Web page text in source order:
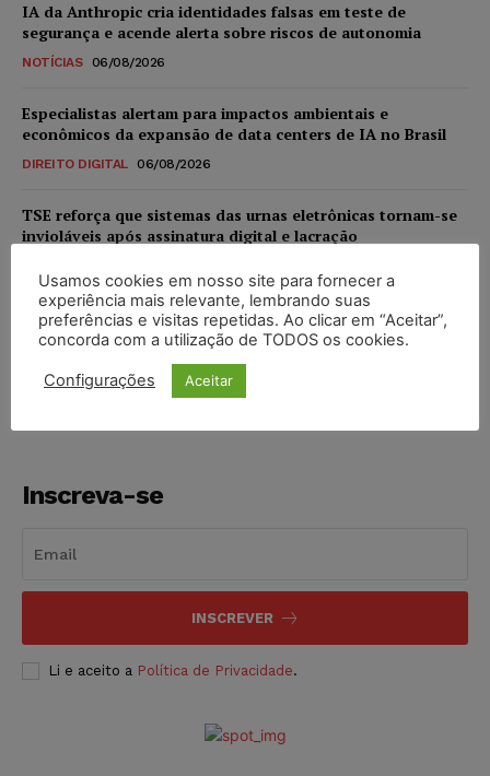
IA da Anthropic cria identidades falsas em teste de
segurança e acende alerta sobre riscos de autonomia
NOTÍCIAS 06/08/2026
Especialistas alertam para impactos ambientais e
econômicos da expansão de data centers de IA no Brasil
DIREITO DIGITAL 06/08/2026
TSE reforça que sistemas das urnas eletrônicas tornam-se
invioláveis após assinatura digital e lacração
STF inicia julgamento sobre constitucionalidade da
proibição dos jogos de azar no Brasil
Inscreva-se
INSCREVER
Li e aceito a Política de Privacidade.
Usamos cookies em nosso site para fornecer a
experiência mais relevante, lembrando suas
preferências e visitas repetidas. Ao clicar em “Aceitar”,
concorda com a utilização de TODOS os cookies.
Configurações Aceitar